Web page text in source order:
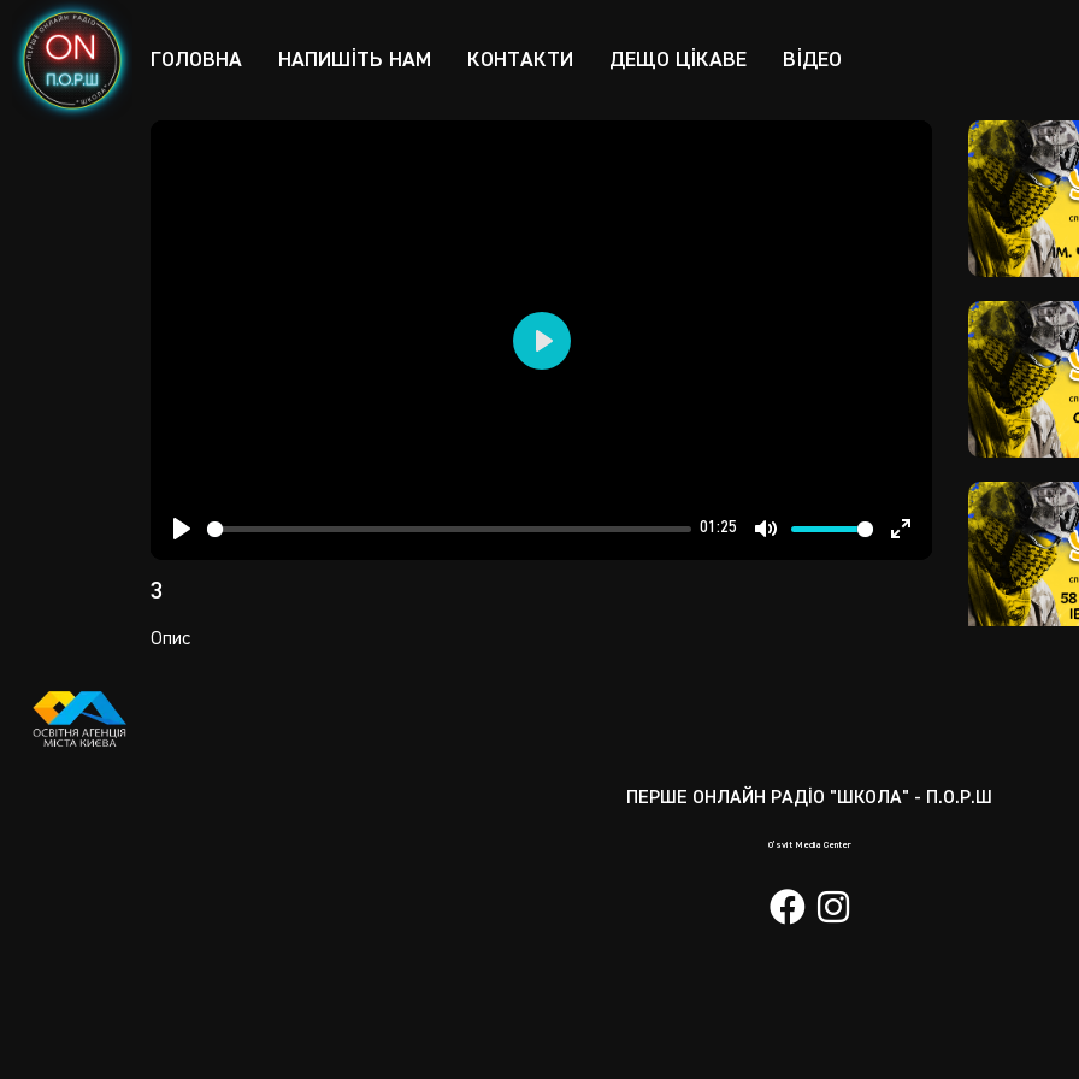
ГОЛОВНА НАПИШІТЬ НАМ КОНТАКТИ ДЕЩО ЦІКАВЕ ВІДЕО
01:25
fullscreen
Play
3
Опис
ПЕРШЕ ОНЛАЙН РАДІО "ШКОЛА" - П.О.Р.Ш
O’svit Media Center